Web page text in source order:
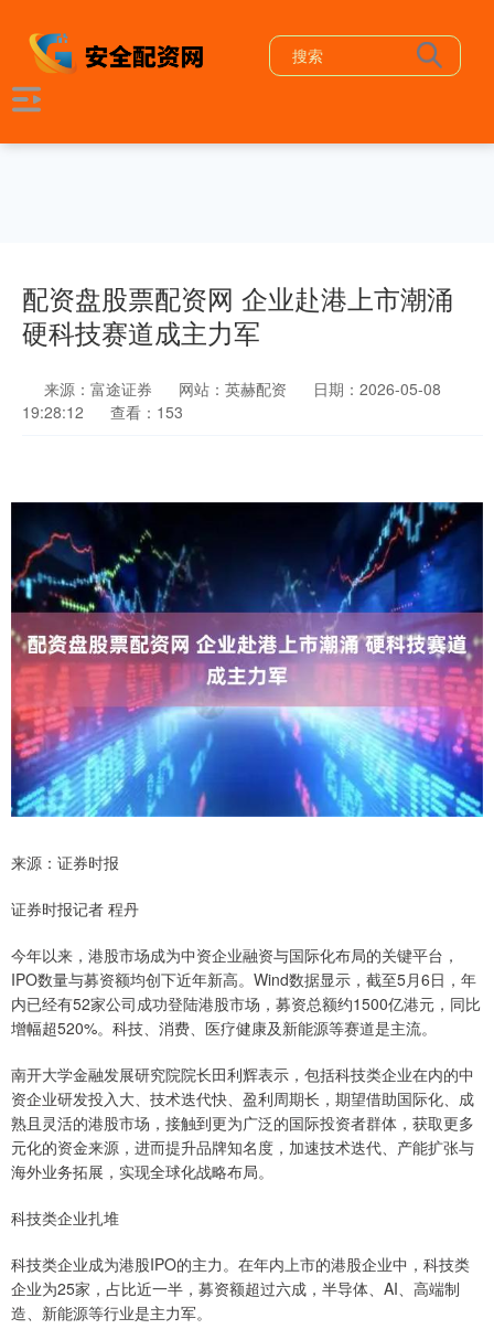
配资盘股票配资网 企业赴港上市潮涌
硬科技赛道成主力军
来源：富途证券 网站：英赫配资
日期：2026-05-08
19:28:12
查看：153
来源：证券时报
证券时报记者 程丹
今年以来，港股市场成为中资企业融资与国际化布局的关键平台，
IPO数量与募资额均创下近年新高。Wind数据显示，截至5月6日，年
内已经有52家公司成功登陆港股市场，募资总额约1500亿港元，同比
增幅超520%。科技、消费、医疗健康及新能源等赛道是主流。
南开大学金融发展研究院院长田利辉表示，包括科技类企业在内的中
资企业研发投入大、技术迭代快、盈利周期长，期望借助国际化、成
熟且灵活的港股市场，接触到更为广泛的国际投资者群体，获取更多
元化的资金来源，进而提升品牌知名度，加速技术迭代、产能扩张与
海外业务拓展，实现全球化战略布局。
科技类企业扎堆
科技类企业成为港股IPO的主力。在年内上市的港股企业中，科技类
企业为25家，占比近一半，募资额超过六成，半导体、AI、高端制
造、新能源等行业是主力军。